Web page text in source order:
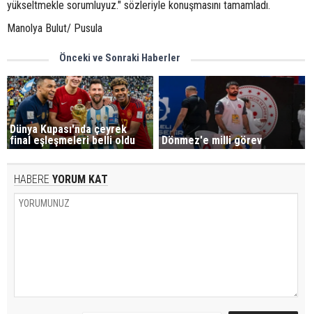
yükseltmekle sorumluyuz." sözleriyle konuşmasını tamamladı.
Manolya Bulut/ Pusula
Önceki ve Sonraki Haberler
Dünya Kupası'nda çeyrek
final eşleşmeleri belli oldu
Dönmez'e milli görev
HABERE YORUM KAT